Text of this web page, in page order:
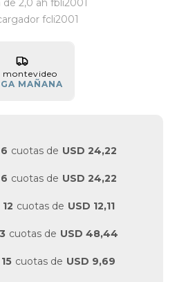
de 2,0 ah fbli2001
fcli2001
montevideo
MAÑANA
6 cuotas de USD 24,22
6 cuotas de USD 24,22
12 cuotas de USD 12,11
3 cuotas de USD 48,44
15 cuotas de USD 9,69